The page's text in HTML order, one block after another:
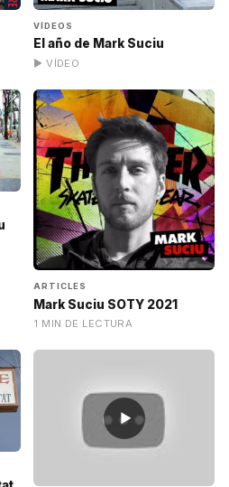
VÍDEOS
El año de Mark Suciu
▶ VÍDEO
ARTICLES
Mark Suciu SOTY 2021
1 MIN DE LECTURA
▶